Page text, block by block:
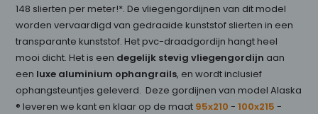
148 slierten per meter!*. De vliegengordijnen van dit model
worden vervaardigd van gedraaide kunststof slierten in een
transparante kunststof. Het pvc-draadgordijn hangt heel
mooi dicht. Het is een degelijk stevig vliegengordijn aan
een luxe aluminium ophangrails, en wordt inclusief
ophangsteuntjes geleverd. Deze gordijnen van model Alaska
® leveren we kant en klaar op de maat 95x210 -100x215 -